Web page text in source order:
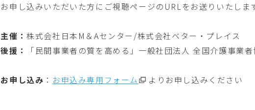
お申し込みいただいた方にご視聴ページのURLをお送りいたしま
主催：株式会社日本M＆Aセンター/株式会社ベター・プレイス
後援：
「民間事業者の質を高める」一般社団法人 全国介護事業
お申し込み ： お申込み専用フォーム よりお申し込みください